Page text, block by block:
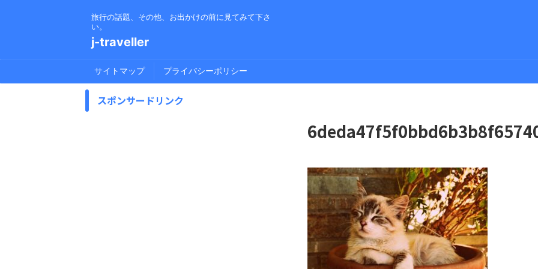
旅行の話題、その他、お出かけの前に見てみて下さ
い。
j-traveller
サイトマップ プライバシーポリシー
スポンサードリンク